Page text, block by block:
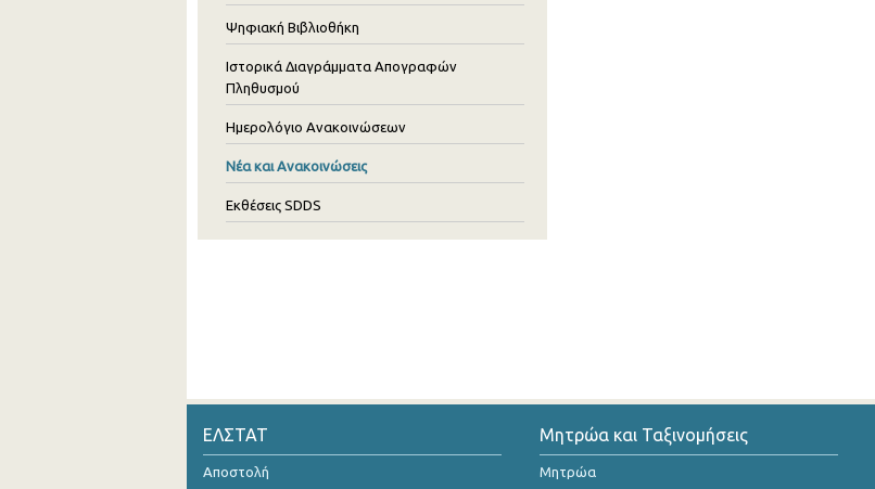
Ψηφιακή Βιβλιοθήκη
Ιστορικά Διαγράμματα Απογραφών
Πληθυσμού
Ημερολόγιο Ανακοινώσεων
Νέα και Ανακοινώσεις
Εκθέσεις SDDS
ΕΛΣΤΑΤ
Αποστολή
Μητρώα και Ταξινομήσεις
Μητρώα